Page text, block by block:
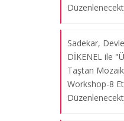
Sadekar,
DİKENEL ile
Taştan Mozaik
Workshop-8
Tasarımı dersi
Güverse ve
13 Etkinliğimiz